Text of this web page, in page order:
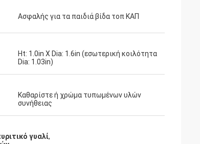
Ασφαλής για τα παιδιά βίδα τοπ ΚΑΠ
Ht: 1.0in Χ Dia: 1.6in (εσωτερική κοιλότητα
Dia: 1.03in)
Καθαρίστε ή χρώμα τυπωμένων υλών
συνήθειας
γυαλί,